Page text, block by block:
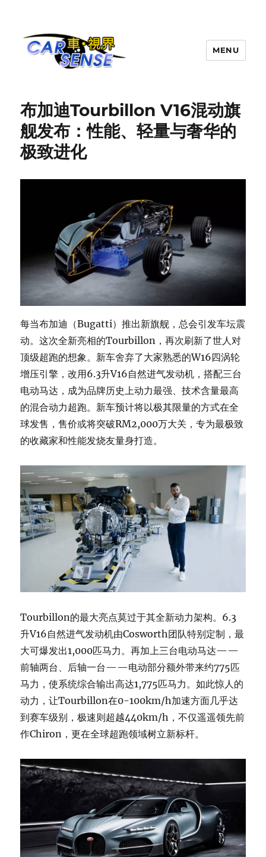
MENU
布加迪Tourbillon V16混动旗
舰发布：性能、轻量与奢华的
极致进化
每当布加迪（Bugatti）推出新旗舰，总会引发车坛震
动。这次全新亮相的Tourbillon，再次刷新了世人对
顶级超跑的想象。新车舍弃了大家熟悉的W16四涡轮
增压引擎，改用6.3升V16自然进气发动机，搭配三台
电动马达，成为品牌历史上动力最强、技术含量最高
的混合动力超跑。新车预计将以极其限量的方式在全
球发售，售价或将突破RM2,000万大关，专为最极致
的收藏家和性能发烧友量身打造。
Tourbillon的最大亮点莫过于其全新动力架构。6.3
升V16自然进气发动机由Cosworth团队特别定制，最
大可爆发出1,000匹马力。再加上三台电动马达——
前轴两台、后轴一台——电动部分额外带来约775匹
马力，使系统综合输出高达1,775匹马力。如此惊人的
动力，让Tourbillon在0-100km/h加速方面几乎达
到赛车级别，极速则超越440km/h，不仅遥遥领先前
作Chiron，更在全球超跑领域树立新标杆。